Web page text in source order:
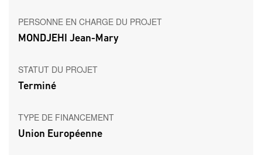
PERSONNE EN CHARGE DU PROJET
MONDJEHI Jean-Mary
STATUT DU PROJET
Terminé
TYPE DE FINANCEMENT
Union Européenne